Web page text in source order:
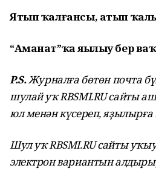
Ятып ҡалғансы, атып
“Аманат”ҡа яҙылыу бер
P.S.Журналға бөтөн почта
шулай уҡ RBSMI.RU сайты
юл менән күсереп,
Шул уҡ RBSMI.RU сайты
электрон вариантын